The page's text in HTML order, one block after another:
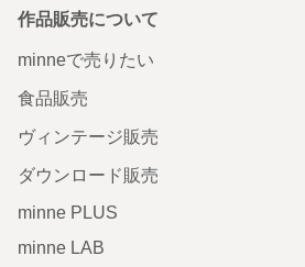
作品販売について
minneで売りたい
食品販売
ヴィンテージ販売
ダウンロード販売
minne PLUS
minne LAB